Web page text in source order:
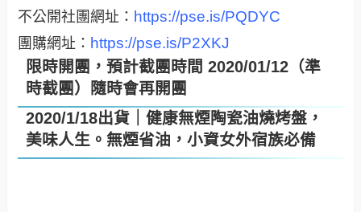
不公開社團網址： https://pse.is/PQDYC
團購網址： https://pse.is/P2XKJ
限時開團，預計截團時間 2020/01/12（準
時截團）隨時會再開團
2020/1/18出貨｜健康無煙陶瓷油燒烤盤，
美味人生。無煙省油，小資女外宿族必備